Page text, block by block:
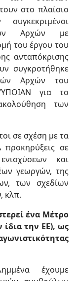
στο πλαίσιο
Αρχών με
του έργου του
ανταπόκρισης
συγκροτήθηκε
Αρχών του
για το
των
σε σχέση με τα
σε
και
γεωργών, της
των σχεδίων
κλπ.
ένα Μέτρο
ίδια την ΕΕ), ως
έχουμε